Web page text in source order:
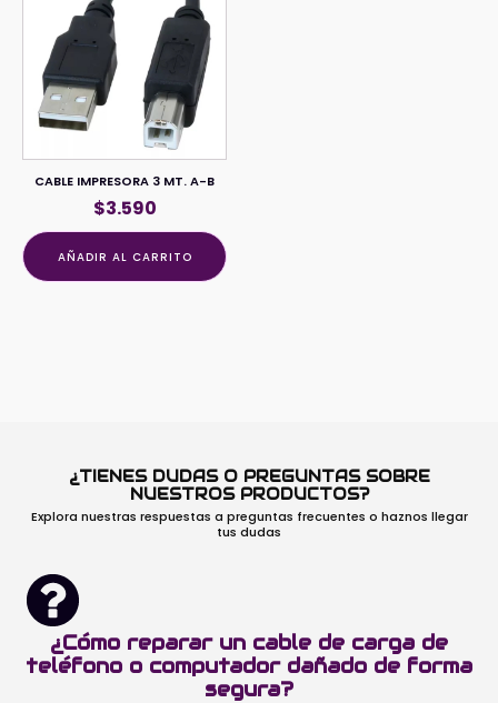
CABLE IMPRESORA 3 MT. A-B
$3.590
AÑADIR AL CARRITO
¿TIENES DUDAS O PREGUNTAS SOBRE
NUESTROS PRODUCTOS?
Explora nuestras respuestas a preguntas frecuentes o haznos llegar
tus dudas
¿Cómo reparar un cable de carga de
teléfono o computador dañado de forma
segura?